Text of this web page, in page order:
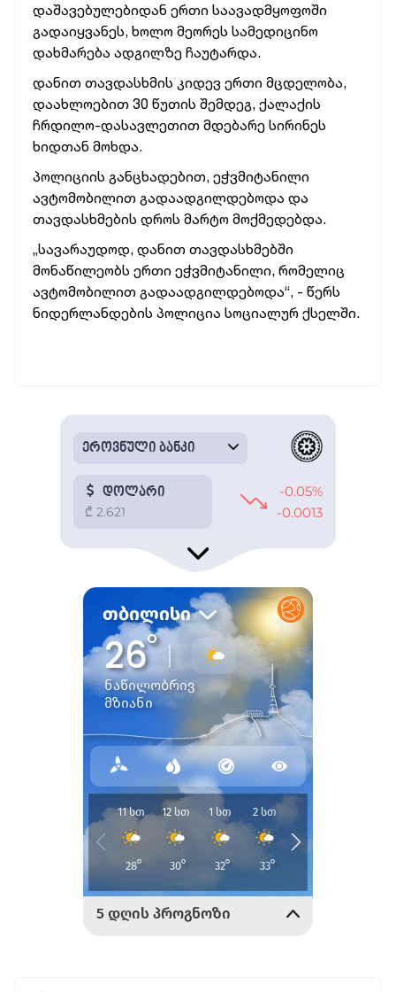
დაშავებულებიდან ერთი საავადმყოფოში
გადაიყვანეს, ხოლო მეორეს სამედიცინო
დახმარება ადგილზე ჩაუტარდა.
დანით თავდასხმის კიდევ ერთი მცდელობა,
დაახლოებით 30 წუთის შემდეგ, ქალაქის
ჩრდილო-დასავლეთით მდებარე სირინეს
ხიდთან მოხდა.
პოლიციის განცხადებით, ეჭვმიტანილი
ავტომობილით გადაადგილდებოდა და
თავდასხმების დროს მარტო მოქმედებდა.
„სავარაუდოდ, დანით თავდასხმებში
მონაწილეობს ერთი ეჭვმიტანილი, რომელიც
ავტომობილით გადაადგილდებოდა“, - წერს
ნიდერლანდების პოლიცია სოციალურ ქსელში.